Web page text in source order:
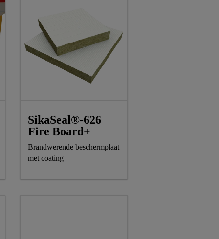
SikaSeal®-626
Fire Board+
Brandwerende beschermplaat
met coating